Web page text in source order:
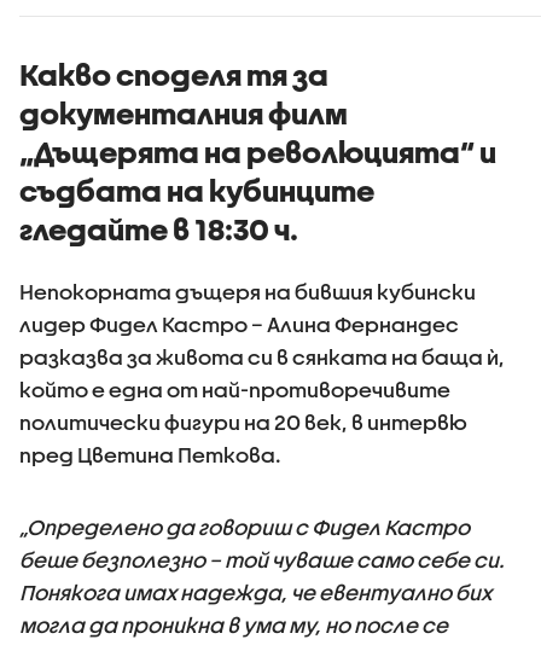
Какво споделя тя за
документалния филм
„Дъщерята на революцията“ и
съдбата на кубинците
гледайте в 18:30 ч.
Непокорната дъщеря на бившия кубински
лидер Фидел Кастро – Алина Фернандес
разказва за живота си в сянката на баща ѝ,
който е една от най-противоречивите
политически фигури на 20 век, в интервю
пред Цветина Петкова.
„Определено да говориш с Фидел Кастро
беше безполезно – той чуваше само себе си.
Понякога имах надежда, че евентуално бих
могла да проникна в ума му, но после се